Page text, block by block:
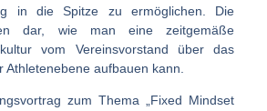
in die Spitze zu ermöglichen. Die
dar, wie man eine zeitgemäße
vom Vereinsvorstand über das
Athletenebene aufbauen kann.
zum Thema „Fixed Mindset